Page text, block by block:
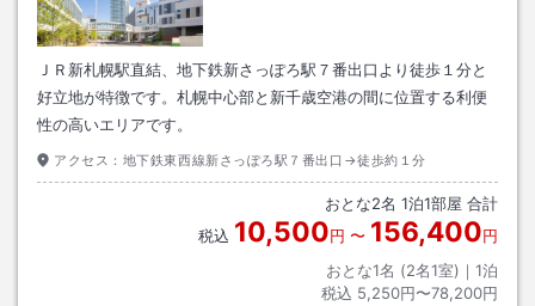
ＪＲ新札幌駅直結、地下鉄新さっぽろ駅７番出口より徒歩１分と
好立地が特徴です。札幌中心部と新千歳空港の間に位置する利便
性の高いエリアです。
アクセス： 地下鉄東西線新さっぽろ駅７番出口→徒歩約１分
おとな2名 1泊1部屋 合計
税込 10,500円 〜 156,400円
おとな1名 (2名1室)｜ 1泊
税込 5,250円〜78,200円